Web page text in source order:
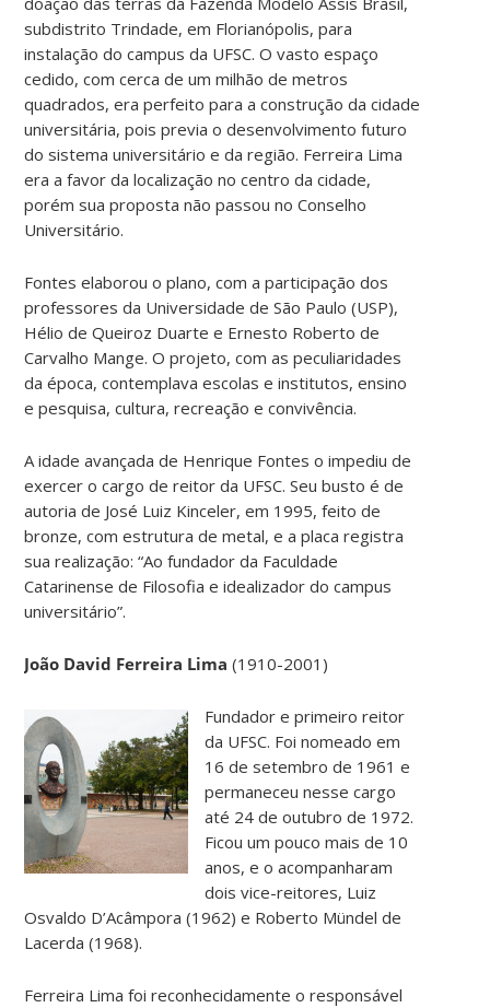
subdistrito Trindade, em Florianópolis, para
instalação do campus da UFSC. O vasto espaço
cedido, com cerca de um milhão de metros
quadrados, era perfeito para a construção da cidade
universitária, pois previa o desenvolvimento futuro
do sistema universitário e da região. Ferreira Lima
era a favor da localização no centro da cidade,
porém sua proposta não passou no Conselho
Universitário.
Fontes elaborou o plano, com a participação dos
professores da Universidade de São Paulo (USP),
Hélio de Queiroz Duarte e Ernesto Roberto de
Carvalho Mange. O projeto, com as peculiaridades
da época, contemplava escolas e institutos, ensino
e pesquisa, cultura, recreação e convivência.
A idade avançada de Henrique Fontes o impediu de
exercer o cargo de reitor da UFSC. Seu busto é de
autoria de José Luiz Kinceler, em 1995, feito de
bronze, com estrutura de metal, e a placa registra
sua realização: “Ao fundador da Faculdade
Catarinense de Filosofia e idealizador do campus
universitário”.
João David Ferreira Lima(1910-2001)
Fundador e primeiro reitor
da UFSC. Foi nomeado em
16 de setembro de 1961 e
permaneceu nesse cargo
até 24 de outubro de 1972.
Ficou um pouco mais de 10
anos, e o acompanharam
dois vice-reitores, Luiz
Osvaldo D’Acâmpora (1962) e Roberto Mündel de
Lacerda (1968).
Ferreira Lima foi reconhecidamente o responsável